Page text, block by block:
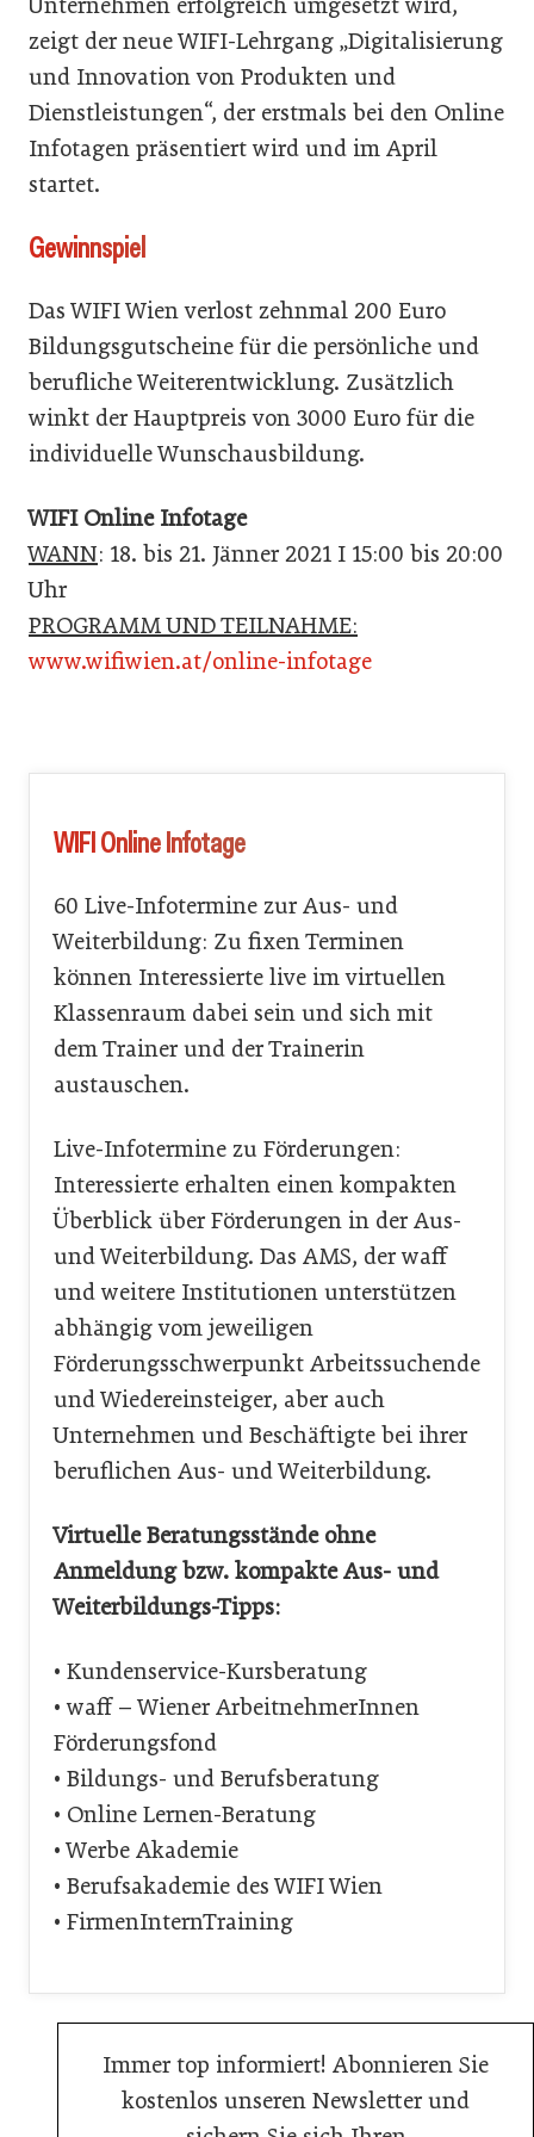
zeigt der neue WIFI-Lehrgang „Digitalisierung
und Innovation von Produkten und
Dienstleistungen“, der erstmals bei den Online
Infotagen präsentiert wird und im April
startet.
Gewinnspiel
Das WIFI Wien verlost zehnmal 200 Euro
Bildungsgutscheine für die persönliche und
berufliche Weiterentwicklung. Zusätzlich
winkt der Hauptpreis von 3000 Euro für die
individuelle Wunschausbildung.
WIFI Online Infotage
WANN: 18. bis 21. Jänner 2021 I 15:00 bis 20:00
Uhr
PROGRAMM UND TEILNAHME:
www.wifiwien.at/online-infotage
WIFI Online Infotage
60 Live-Infotermine zur Aus- und
Weiterbildung: Zu fixen Terminen
können Interessierte live im virtuellen
Klassenraum dabei sein und sich mit
dem Trainer und der Trainerin
austauschen.
Live-Infotermine zu Förderungen:
Interessierte erhalten einen kompakten
Überblick über Förderungen in der Aus-
und Weiterbildung. Das AMS, der waff
und weitere Institutionen unterstützen
abhängig vom jeweiligen
Förderungsschwerpunkt Arbeitssuchende
und Wiedereinsteiger, aber auch
Unternehmen und Beschäftigte bei ihrer
beruflichen Aus- und Weiterbildung.
Virtuelle Beratungsstände ohne
Anmeldung bzw. kompakte Aus- und
Weiterbildungs-Tipps:
• Kundenservice-Kursberatung
• waff – Wiener ArbeitnehmerInnen
Förderungsfond
• Bildungs- und Berufsberatung
• Online Lernen-Beratung
• Werbe Akademie
• Berufsakademie des WIFI Wien
• FirmenInternTraining
Immer top informiert! Abonnieren Sie
kostenlos unseren Newsletter und